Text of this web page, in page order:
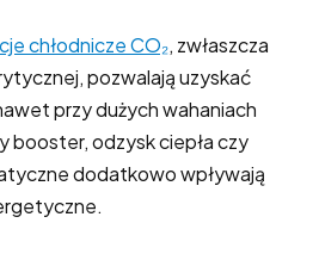
chłodnicze CO₂, zwłaszcza
pozwalają uzyskać
przy dużych wahaniach
booster, odzysk ciepła czy
dodatkowo wpływają